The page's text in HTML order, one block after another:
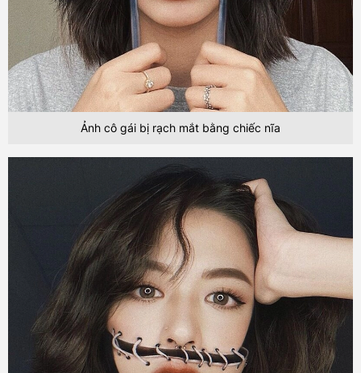
Ảnh cô gái bị rạch mắt bằng chiếc nĩa